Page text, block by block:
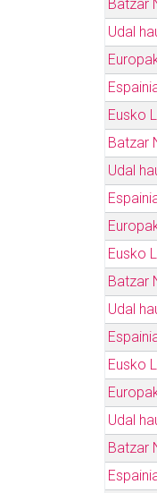
Batzar
Udal
Eusko
Batzar
Udal
Eusko
Batzar
Udal
Eusko
Udal
Batzar